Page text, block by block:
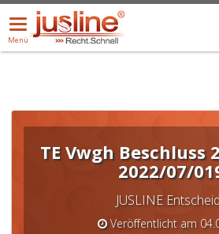
Menü
öffnen/schließen
Menü
ALLE DROPDOWN: GEWÄHLTER
TE Vwgh Beschluss
2022/07/
JUSLINE
Veröffentlicht am